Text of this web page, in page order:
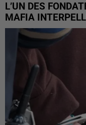
L’UN DES
MAFIA